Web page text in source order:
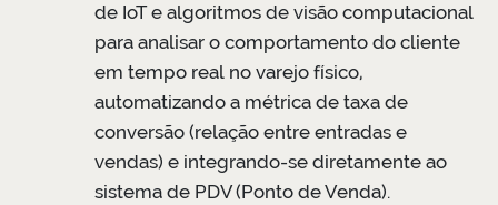
de IoT e algoritmos de visão computacional
para analisar o comportamento do cliente
em tempo real no varejo físico,
automatizando a métrica de taxa de
conversão (relação entre entradas e
vendas) e integrando-se diretamente ao
sistema de PDV (Ponto de Venda).